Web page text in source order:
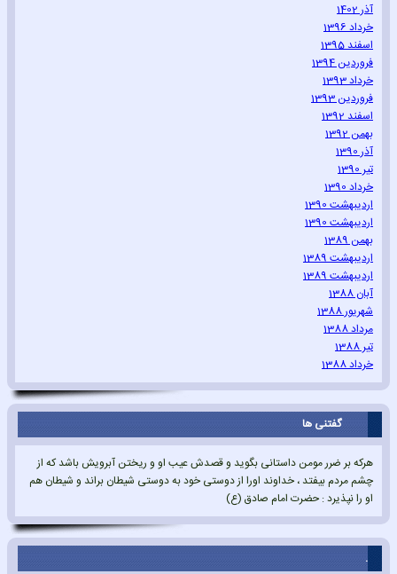
آذر 1402
خرداد 1396
اسفند 1395
فروردین 1394
خرداد 1393
فروردین 1393
اسفند 1392
بهمن 1392
آذر 1390
تیر 1390
خرداد 1390
اردیبهشت 1390
اردیبهشت 1390
بهمن 1389
اردیبهشت 1389
اردیبهشت 1389
آبان 1388
شهریور 1388
مرداد 1388
تیر 1388
خرداد 1388
گفتنی ها
هرکه بر ضرر مومن داستانی بگوید و قصدش عیب او و ریختن آبرویش باشد که از
چشم مردم بیفتد ، خداوند اورا از دوستی خود به دوستی شیطان براند و شیطان هم
او را نپذیرد : حضرت امام صادق (ع)
.